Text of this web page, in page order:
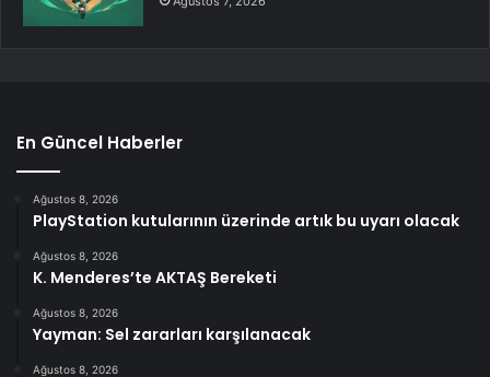
En Güncel Haberler
Ağustos 8, 2026
PlayStation kutularının üzerinde artık bu uyarı olacak
Ağustos 8, 2026
K. Menderes’te AKTAŞ Bereketi
Ağustos 8, 2026
Yayman: Sel zararları karşılanacak
Ağustos 8, 2026